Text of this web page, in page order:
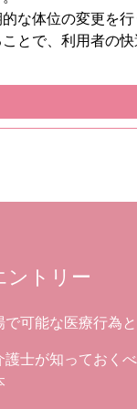
な体位の変更を
とで、利用者の
ントリー
で可能な医療行為
護士が知っておく